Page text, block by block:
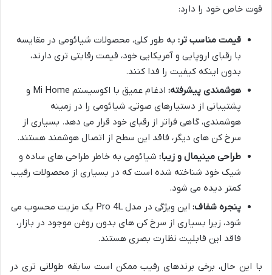
قوت خاص خود را دارد:
قیمت مناسب تر: به طور کلی، محصولات شیائومی در مقایسه
با رقبای اروپایی و آمریکایی خود، قیمت رقابتی تری دارند،
بدون اینکه کیفیت را فدا کنند.
هوشمندی پیشرفته:
ادغام عمیق با اکوسیستم Mi Home و
پشتیبانی از دستیارهای صوتی، شیائومی را در زمینه
هوشمندی، گاهی فراتر از رقبای خود قرار می دهد. بسیاری از
سرخ کن های دیگر، فاقد این سطح از اتصال هوشمند هستند.
طراحی مینیمال و زیبا: شیائومی به خاطر طراحی های ساده و
شیک خود شناخته شده است که در بسیاری از محصولات رقیب
کمتر دیده می شود.
پنجره شفاف:
این ویژگی در مدل Pro 4L یک مزیت محسوب می
شود، زیرا بسیاری از سرخ کن های بدون روغن موجود در بازار،
فاقد این قابلیت نظارت بصری هستند.
با این حال، برخی برندهای رقیب ممکن است سابقه طولانی تری در